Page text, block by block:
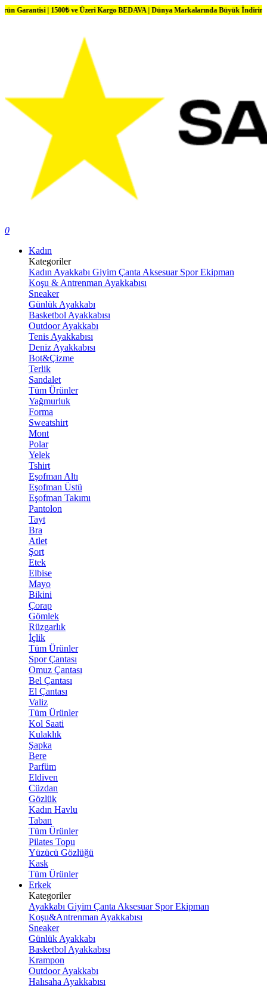
ve Üzeri Kargo BEDAVA | Dünya Markalarında Büyük İndirimler
0
Kadın
Kategoriler
Kadın Ayakkabı Giyim Çanta Aksesuar Spor Ekipman
Koşu & Antrenman Ayakkabısı
Sneaker
Günlük Ayakkabı
Basketbol Ayakkabısı
Outdoor Ayakkabı
Tenis Ayakkabısı
Deniz Ayakkabısı
Bot&Çizme
Terlik
Sandalet
Tüm Ürünler
Yağmurluk
Forma
Sweatshirt
Mont
Polar
Yelek
Tshirt
Eşofman Altı
Eşofman Üstü
Eşofman Takımı
Pantolon
Tayt
Bra
Atlet
Şort
Etek
Elbise
Mayo
Bikini
Çorap
Gömlek
Rüzgarlık
İçlik
Tüm Ürünler
Spor Çantası
Omuz Çantası
Bel Çantası
El Çantası
Valiz
Tüm Ürünler
Kol Saati
Kulaklık
Şapka
Bere
Parfüm
Eldiven
Cüzdan
Gözlük
Kadın Havlu
Taban
Tüm Ürünler
Pilates Topu
Yüzücü Gözlüğü
Kask
Tüm Ürünler
Erkek
Kategoriler
Ayakkabı Giyim Çanta Aksesuar Spor Ekipman
Koşu&Antrenman Ayakkabısı
Sneaker
Günlük Ayakkabı
Basketbol Ayakkabısı
Krampon
Outdoor Ayakkabı
Halısaha Ayakkabısı